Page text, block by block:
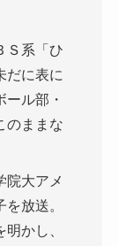
Ｓ系「ひ
だに表に
ル部・
のままな
院大アメ
放送。
かし、